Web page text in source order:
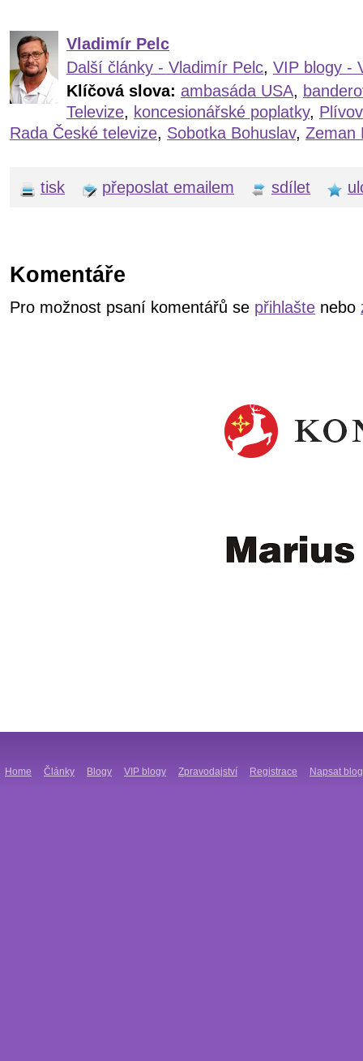
Vladimír Pelc
Další články - Vladimír Pelc, VIP blogy -
Klíčová slova: ambasáda USA,
Televize, koncesionářské poplatky,
Rada České televize, Sobotka Bohuslav, Zeman
tisk přeposlat emailem sdílet
Komentáře
Pro možnost psaní komentářů se přihlašte nebo
Home Články Blogy VIP blogy Zpravodajství Registrace Napsat blog